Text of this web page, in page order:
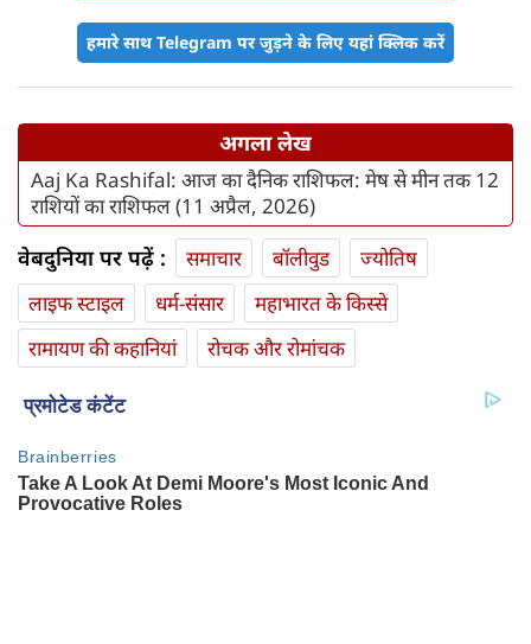
हमारे साथ Telegram पर जुड़ने के लिए यहां क्लिक करें
अगला लेख
Aaj Ka Rashifal: आज का दैनिक राशिफल: मेष से मीन तक 12
राशियों का राशिफल (11 अप्रैल, 2026)
वेबदुनिया पर पढ़ें : समाचार बॉलीवुड
ज्योतिष
लाइफ स्‍टाइल
धर्म-संसार
महाभारत के किस्से
रामायण की कहानियां
रोचक और रोमांचक